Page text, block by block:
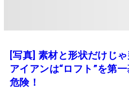
[写真] 素材と形状だけじ
アイアンは“ロフト”を第
危険！